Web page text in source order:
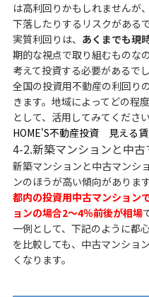
は高利回りかもしれませんが
下落したりするリスクがあるで
実質利回りは、 あくまでも現
期的な視点で取り組むものな
考えて投資する必要があるでし
全国の投資用不動産の利回り
きます。地域によってどの程
として、活用してみてください
HOME'S不動産投資 見える
4-2.新築マンションと中
新築マンションと中古マンシ
ンのほうが高い傾向があります
都内の投資用中古マンション
ョンの場合2～4％前後が相場
一例として、下記のように都
を比較しても、中古マンショ
くなります。